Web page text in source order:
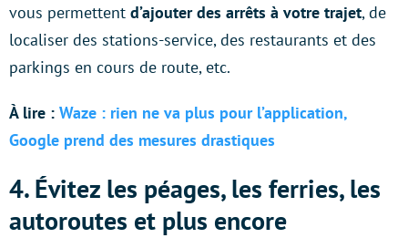
vous permettent d’ajouter des arrêts à votre trajet, de
localiser des stations-service, des restaurants et des
parkings en cours de route, etc.
À lire : Waze : rien ne va plus pour l’application,
Google prend des mesures drastiques
4. Évitez les péages, les ferries, les
autoroutes et plus encore